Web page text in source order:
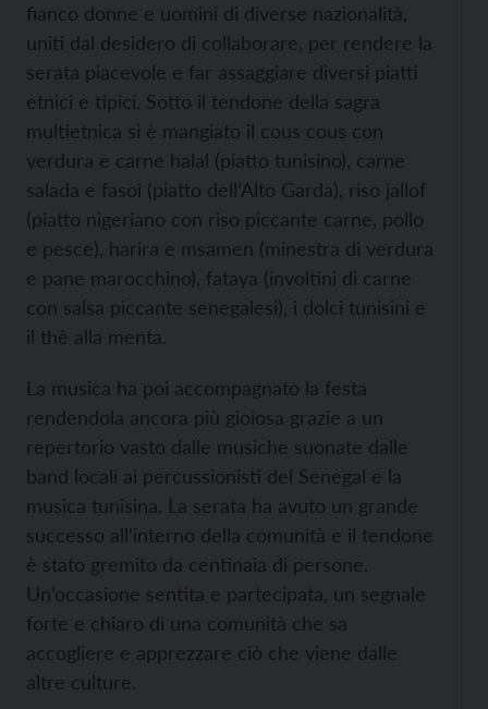
fianco donne e uomini di diverse nazionalità,
uniti dal desidero di collaborare, per rendere la
serata piacevole e far assaggiare diversi piatti
etnici e tipici. Sotto il tendone della sagra
multietnica si è mangiato il cous cous con
verdura e carne halal (piatto tunisino), carne
salada e fasoi (piatto dell’Alto Garda), riso jallof
(piatto nigeriano con riso piccante carne, pollo
e pesce), harira e msamen (minestra di verdura
e pane marocchino), fataya (involtini di carne
con salsa piccante senegalesi), i dolci tunisini e
il thè alla menta.
La musica ha poi accompagnato la festa
rendendola ancora più gioiosa grazie a un
repertorio vasto dalle musiche suonate dalle
band locali ai percussionisti del Senegal e la
musica tunisina. La serata ha avuto un grande
successo all’interno della comunità e il tendone
è stato gremito da centinaia di persone.
Un’occasione sentita e partecipata, un segnale
forte e chiaro di una comunità che sa
accogliere e apprezzare ciò che viene dalle
altre culture.